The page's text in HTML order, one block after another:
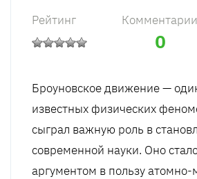
Рейтинг Комментарии
0
Броуновское движение —
известных физических
сыграл важную роль в
современной науки. Оно
аргументом в пользу атомно-